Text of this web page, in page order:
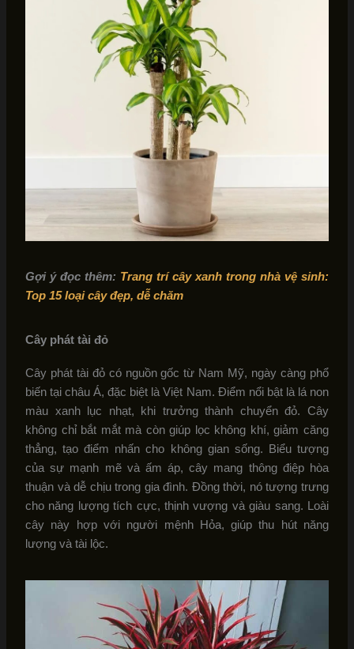
Gợi ý đọc thêm: Trang trí cây xanh trong nhà vệ sinh:
Top 15 loại cây đẹp, dễ chăm
Cây phát tài đỏ
Cây phát tài đỏ có nguồn gốc từ Nam Mỹ, ngày càng phổ
biến tại châu Á, đặc biệt là Việt Nam. Điểm nổi bật là lá non
màu xanh lục nhạt, khi trưởng thành chuyển đỏ. Cây
không chỉ bắt mắt mà còn giúp lọc không khí, giảm căng
thẳng, tạo điểm nhấn cho không gian sống. Biểu tượng
của sự mạnh mẽ và ấm áp, cây mang thông điệp hòa
thuận và dễ chịu trong gia đình. Đồng thời, nó tượng trưng
cho năng lượng tích cực, thịnh vượng và giàu sang. Loài
cây này hợp với người mệnh Hỏa, giúp thu hút năng
lượng và tài lộc.